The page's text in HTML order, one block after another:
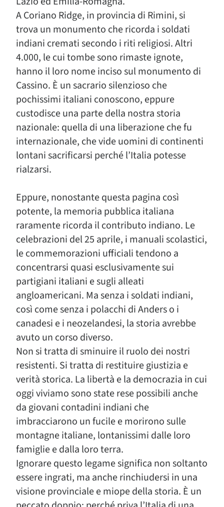
A Coriano Ridge, in provincia di Rimini, si
trova un monumento che ricorda i soldati
indiani cremati secondo i riti religiosi. Altri
4.000, le cui tombe sono rimaste ignote,
hanno il loro nome inciso sul monumento di
Cassino. È un sacrario silenzioso che
pochissimi italiani conoscono, eppure
custodisce una parte della nostra storia
nazionale: quella di una liberazione che fu
internazionale, che vide uomini di continenti
lontani sacrificarsi perché l’Italia potesse
rialzarsi.
Eppure, nonostante questa pagina così
potente, la memoria pubblica italiana
raramente ricorda il contributo indiano. Le
celebrazioni del 25 aprile, i manuali scolastici,
le commemorazioni ufficiali tendono a
concentrarsi quasi esclusivamente sui
partigiani italiani e sugli alleati
angloamericani. Ma senza i soldati indiani,
così come senza i polacchi di Anders o i
canadesi e i neozelandesi, la storia avrebbe
avuto un corso diverso.
Non si tratta di sminuire il ruolo dei nostri
resistenti. Si tratta di restituire giustizia e
verità storica. La libertà e la democrazia in cui
oggi viviamo sono state rese possibili anche
da giovani contadini indiani che
imbracciarono un fucile e morirono sulle
montagne italiane, lontanissimi dalle loro
famiglie e dalla loro terra.
Ignorare questo legame significa non soltanto
essere ingrati, ma anche rinchiudersi in una
visione provinciale e miope della storia. È un